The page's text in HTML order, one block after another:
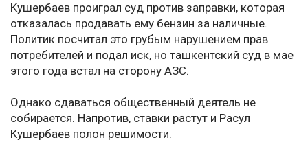
Кушербаев проиграл суд против заправки, которая
отказалась продавать ему бензин за наличные.
Политик посчитал это грубым нарушением прав
потребителей и подал иск, но ташкентский суд в мае
этого года встал на сторону АЗС.
Однако сдаваться общественный деятель не
собирается. Напротив, ставки растут и Расул
Кушербаев полон решимости.